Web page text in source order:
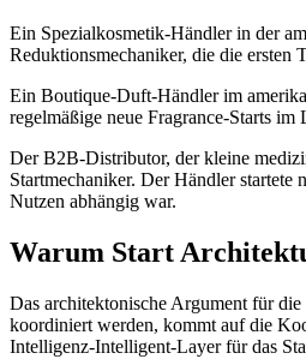
Ein Spezialkosmetik-Händler in der
Reduktionsmechaniker, die die
Ein Boutique-Duft-Händler im
regelmäßige neue Fragrance-Starts
Der B2B-Distributor, der kleine
Startmechaniker. Der Händler
Nutzen abhängig war.
Warum Start
Das architektonische Argument für
koordiniert werden, kommt auf die
Intelligenz-Intelligent-Layer für das